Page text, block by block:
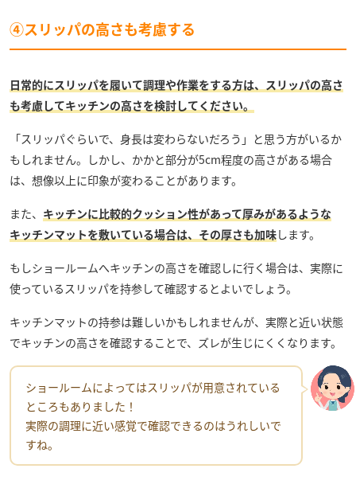
④スリッパの高さも考慮する
日常的にスリッパを履いて調理や作業をする方は、スリッパの高さ
も考慮してキッチンの高さを検討してください。
「スリッパぐらいで、身長は変わらないだろう」と思う方がいるか
もしれません。しかし、かかと部分が5cm程度の高さがある場合
は、想像以上に印象が変わることがあります。
また、 キッチンに比較的クッション性があって厚みがあるような
キッチンマットを敷いている場合は、その厚さも加味します。
もしショールームへキッチンの高さを確認しに行く場合は、実際に
使っているスリッパを持参して確認するとよいでしょう。
キッチンマットの持参は難しいかもしれませんが、実際と近い状態
でキッチンの高さを確認することで、ズレが生じにくくなります。
ショールームによってはスリッパが用意されている
ところもありました！
実際の調理に近い感覚で確認できるのはうれしいで
すね。